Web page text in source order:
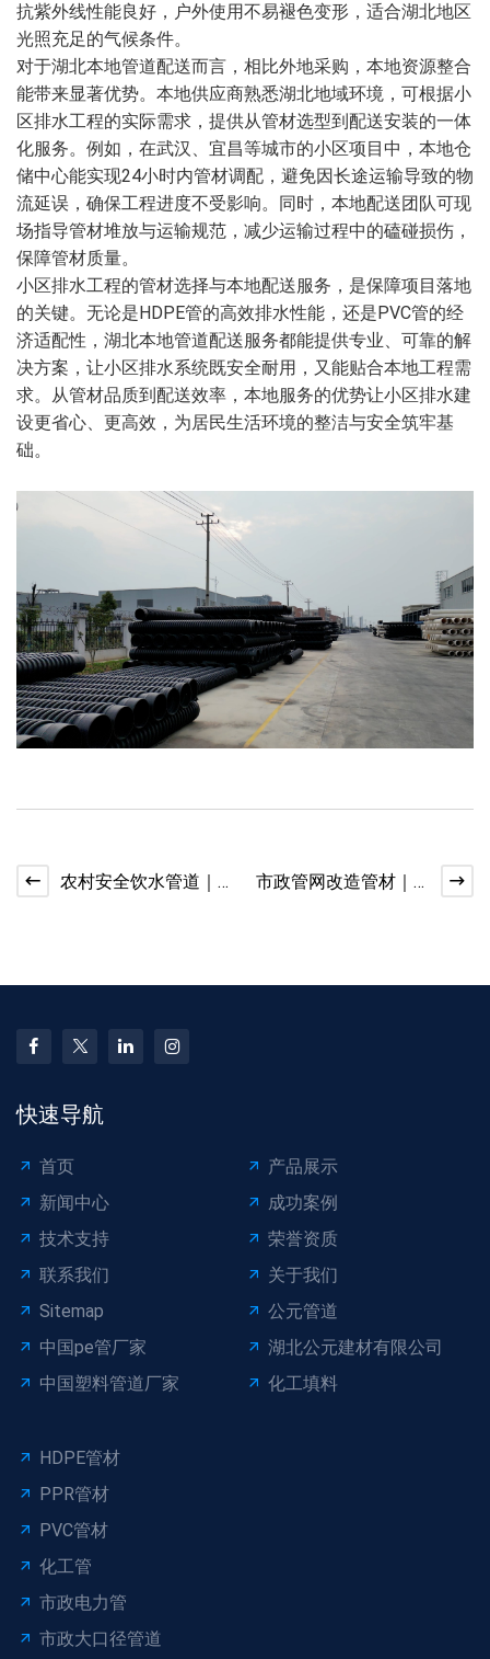
抗紫外线性能良好，户外使用不易褪色变形，适合湖北地区
光照充足的气候条件。
对于湖北本地管道配送而言，相比外地采购，本地资源整合
能带来显著优势。本地供应商熟悉湖北地域环境，可根据小
区排水工程的实际需求，提供从管材选型到配送安装的一体
化服务。例如，在武汉、宜昌等城市的小区项目中，本地仓
储中心能实现24小时内管材调配，避免因长途运输导致的物
流延误，确保工程进度不受影响。同时，本地配送团队可现
场指导管材堆放与运输规范，减少运输过程中的磕碰损伤，
保障管材质量。
小区排水工程的管材选择与本地配送服务，是保障项目落地
的关键。无论是HDPE管的高效排水性能，还是PVC管的经
济适配性，湖北本地管道配送服务都能提供专业、可靠的解
决方案，让小区排水系统既安全耐用，又能贴合本地工程需
求。从管材品质到配送效率，本地服务的优势让小区排水建
设更省心、更高效，为居民生活环境的整洁与安全筑牢基
础。
农村安全饮水管道｜
市政管网改造管材｜
快速导航
首页
产品展示
新闻中心
成功案例
技术支持
荣誉资质
联系我们
关于我们
Sitemap
公元管道
中国pe管厂家
湖北公元建材有限公司
中国塑料管道厂家
化工填料
HDPE管材
PPR管材
PVC管材
化工管
市政电力管
市政大口径管道